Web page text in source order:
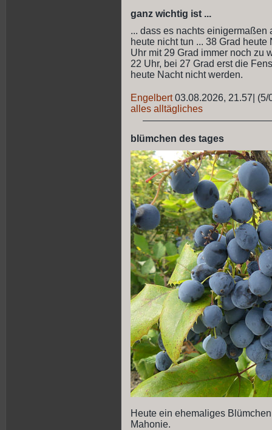
ganz wichtig ist ...
... dass es nachts
heute nicht tun ... 38 Grad
Uhr mit 29 Grad immer noch zu
22 Uhr, bei 27 Grad erst die
heute Nacht nicht werden.
Engelbert 03.08.2026, 21.57 (5/
alles alltägliches
blümchen des tages
Heute ein ehemaliges
Mahonie.